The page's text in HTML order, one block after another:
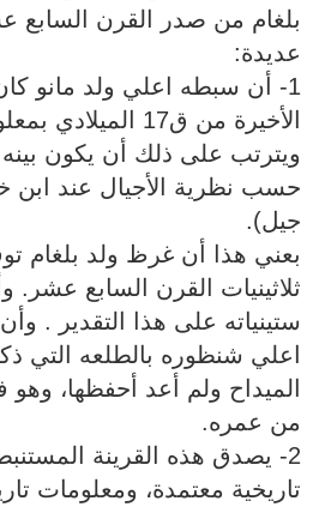
بلغام من صدر القرن السابع
عديدة:
1- أن سبطه اعلي ولد مانو
الأخيرة من ق17 الميلادي بمعلومة سنوردها.
جيل).
بعني هذا أن غرظ ولد بلغام
ثلاثينيات القرن السابع
ستينياته على هذا التقدير .
اعلي شنظوره بالطلعه التي
الميداح ولم أعد أحفظها،
من عمره.
2- يصدق هذه القرينة
تاريخية معتمدة، ومعلومات